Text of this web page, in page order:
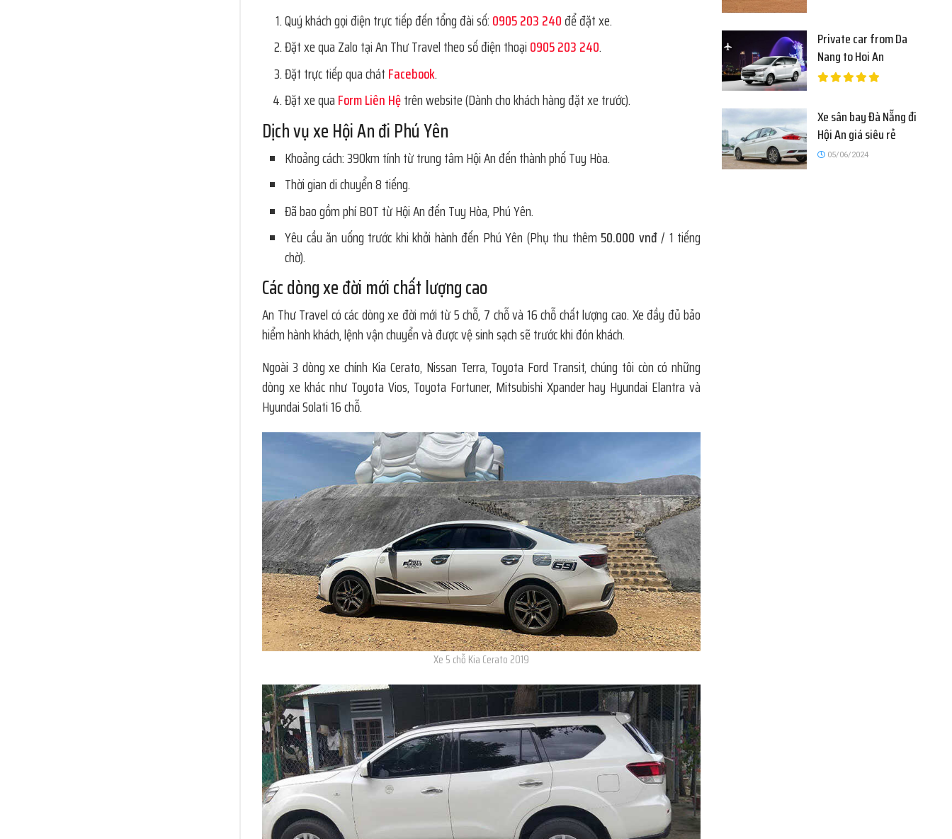
Quý khách gọi điện trực tiếp đến tổng đài số: 0905 203 240 để đặt xe.
Đặt xe qua Zalo tại An Thư Travel theo số điện thoại 0905 203 240.
Đặt trực tiếp qua chát Facebook.
Đặt xe qua Form Liên Hệtrên website (Dành cho khách hàng đặt xe trước).
Dịch vụ xe Hội An đi Phú Yên
Khoảng cách: 390km tính từ trung tâm Hội An đến thành phố Tuy Hòa.
Thời gian di chuyển 8 tiếng.
Đã bao gồm phí BOT từ Hội An đến Tuy Hòa, Phú Yên.
Yêu cầu ăn uống trước khi khởi hành đến Phú Yên (Phụ thu thêm 50.000 vnđ/ 1 tiếng
chờ).
Các dòng xe đời mới chất lượng cao
An Thư Travel có các dòng xe đời mới từ 5 chỗ, 7 chỗ và 16 chỗ chất lượng cao. Xe đầy đủ bảo
hiểm hành khách, lệnh vận chuyển và được vệ sinh sạch sẽ trước khi đón khách.
Ngoài 3 dòng xe chính Kia Cerato, Nissan Terra, Toyota Ford Transit, chúng tôi còn có những
dòng xe khác như Toyota Vios, Toyota Fortuner, Mitsubishi Xpander hay Hyundai Elantra và
Hyundai Solati 16 chỗ.
Xe 5 chỗ Kia Cerato 2019
Private car from Da
Nang to Hoi An
Xe sân bay Đà Nẵng đi
Hội An giá siêu rẻ
05/06/2024